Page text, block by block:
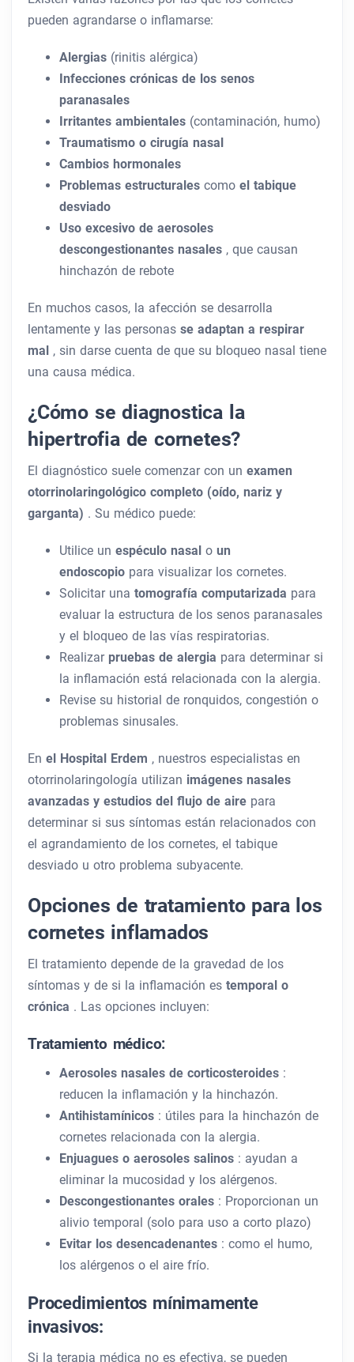
pueden agrandarse o inflamarse:
Alergias (rinitis alérgica)
Infecciones crónicas de los senos
paranasales
Irritantes ambientales (contaminación, humo)
Traumatismo o cirugía nasal
Cambios hormonales
Problemas estructurales como el tabique
desviado
Uso excesivo de aerosoles
descongestionantes nasales , que causan
hinchazón de rebote
En muchos casos, la afección se desarrolla
lentamente y las personas se adaptan a respirar
mal , sin darse cuenta de que su bloqueo nasal tiene
una causa médica.
¿Cómo se diagnostica la
hipertrofia de cornetes?
El diagnóstico suele comenzar con un examen
otorrinolaringológico completo (oído, nariz y
garganta) . Su médico puede:
Utilice un espéculo nasal o un
endoscopio para visualizar los cornetes.
Solicitar una tomografía computarizada para
evaluar la estructura de los senos paranasales
y el bloqueo de las vías respiratorias.
Realizar pruebas de alergia para determinar si
la inflamación está relacionada con la alergia.
Revise su historial de ronquidos, congestión o
problemas sinusales.
En el Hospital Erdem , nuestros especialistas en
otorrinolaringología utilizan imágenes nasales
avanzadas y estudios del flujo de aire para
determinar si sus síntomas están relacionados con
el agrandamiento de los cornetes, el tabique
desviado u otro problema subyacente.
Opciones de tratamiento para los
cornetes inflamados
El tratamiento depende de la gravedad de los
síntomas y de si la inflamación es temporal o
crónica . Las opciones incluyen:
Tratamiento médico:
Aerosoles nasales de corticosteroides :
reducen la inflamación y la hinchazón.
Antihistamínicos : útiles para la hinchazón de
cornetes relacionada con la alergia.
Enjuagues o aerosoles salinos : ayudan a
eliminar la mucosidad y los alérgenos.
Descongestionantes orales : Proporcionan un
alivio temporal (solo para uso a corto plazo)
Evitar los desencadenantes : como el humo,
los alérgenos o el aire frío.
Procedimientos mínimamente
invasivos:
Si la terapia médica no es efectiva, se pueden